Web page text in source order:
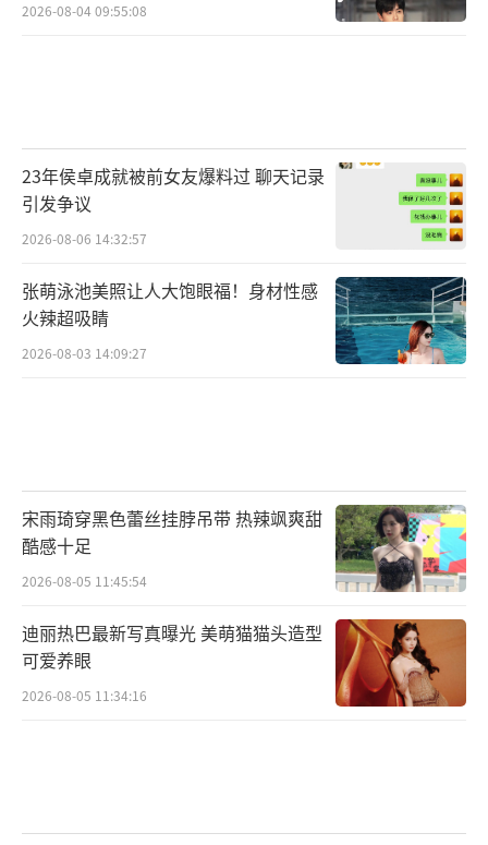
2026-08-04 09:55:08
23年侯卓成就被前女友爆料过 聊天记录
引发争议
2026-08-06 14:32:57
张萌泳池美照让人大饱眼福！身材性感
火辣超吸睛
2026-08-03 14:09:27
宋雨琦穿黑色蕾丝挂脖吊带 热辣飒爽甜
酷感十足
2026-08-05 11:45:54
迪丽热巴最新写真曝光 美萌猫猫头造型
可爱养眼
2026-08-05 11:34:16